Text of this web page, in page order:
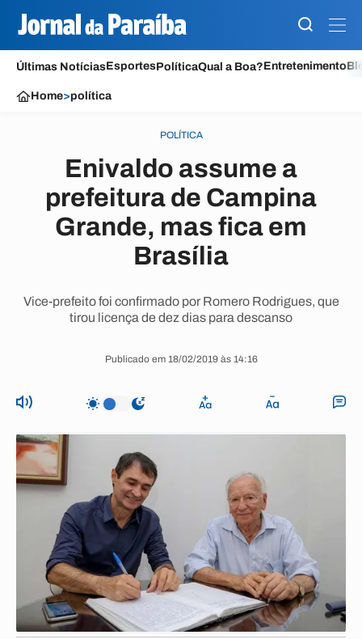
Últimas NotíciasEsportesPolíticaQual a Boa?Entretenimento
Home>política
POLÍTICA
Enivaldo assume a
prefeitura de Campina
Grande, mas fica em
Brasília
Vice-prefeito foi confirmado por Romero Rodrigues, que
tirou licença de dez dias para descanso
Publicado em 18/02/2019 às 14:16